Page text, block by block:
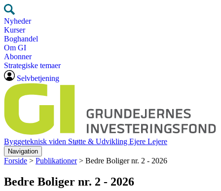
Nyheder
Kurser
Boghandel
Om GI
Abonner
Strategiske temaer
Selvbetjening
Byggeteknisk viden Støtte & Udvikling Ejere Lejere
Navigation
Forside > Publikationer > Bedre Boliger nr. 2 - 2026
Bedre Boliger nr. 2 - 2026